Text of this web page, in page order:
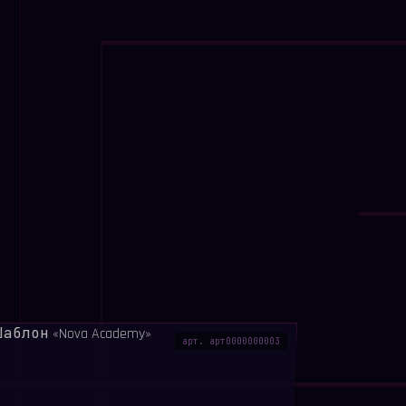
цветов и шрифтов под корпоративный
арт. арт0000000003